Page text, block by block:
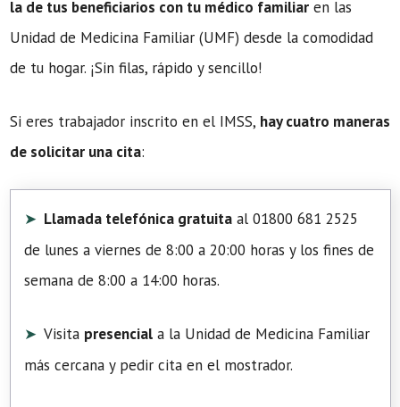
la de tus beneficiarios con tu médico familiar en las
Unidad de Medicina Familiar (UMF) desde la comodidad
de tu hogar. ¡Sin filas, rápido y sencillo!
Si eres trabajador inscrito en el IMSS, hay cuatro maneras
de solicitar una cita:
Llamada telefónica gratuita al 01800 681 2525
de lunes a viernes de 8:00 a 20:00 horas y los fines de
semana de 8:00 a 14:00 horas.
Visita presencial a la Unidad de Medicina Familiar
más cercana y pedir cita en el mostrador.